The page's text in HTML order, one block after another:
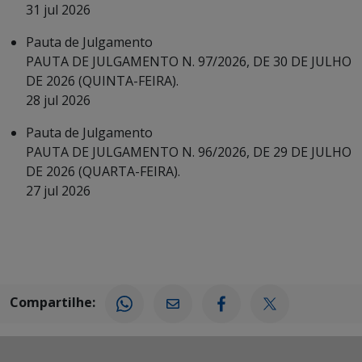
31 jul 2026
Pauta de Julgamento
PAUTA DE JULGAMENTO N. 97/2026, DE 30 DE JULHO
DE 2026 (QUINTA-FEIRA).
28 jul 2026
Pauta de Julgamento
PAUTA DE JULGAMENTO N. 96/2026, DE 29 DE JULHO
DE 2026 (QUARTA-FEIRA).
27 jul 2026
Compartilhe: